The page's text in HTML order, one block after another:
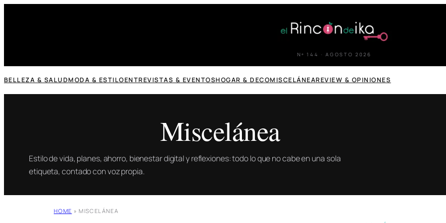
Nº 144 · AGOSTO 2026
BELLEZA & SALUDMODA & ESTILOENTREVISTAS & EVENTOSHOGAR & DECOMISCELÁNEAREVIEW & OPINIONES
Miscelánea
Estilo de vida, planes, ahorro, bienestar digital y reflexiones: todo lo que no cabe en una sola
etiqueta, contado con voz propia.
HOME » MISCELÁNEA